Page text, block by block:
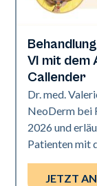
Neo Elite |
VI mit dem
Callender
Dr. med.
NeoDerm bei
2026 und
Patienten mit
JETZT